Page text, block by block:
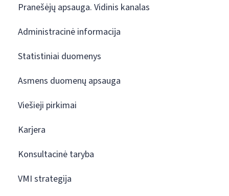
Pranešėjų apsauga. Vidinis kanalas
Administracinė informacija
Statistiniai duomenys
Asmens duomenų apsauga
Viešieji pirkimai
Karjera
Konsultacinė taryba
VMI strategija